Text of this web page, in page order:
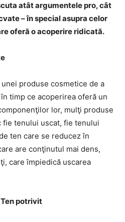
atât argumentele pro, cât
– în special asupra celor
oferă o acoperire ridicată.
produse cosmetice de a
timp ce acoperirea oferă un
lor, mulţi produse
tenului uscat, fie tenului
ten care se reducez în
are conţinutul mai dens,
care împiedică uscarea
Ten potrivit